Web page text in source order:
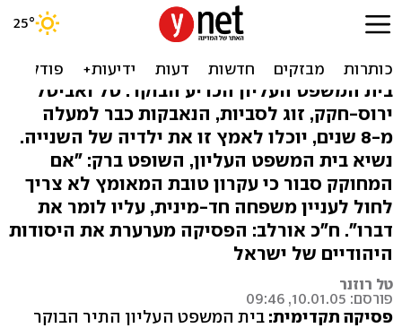
תקדים: לסביות ייאמצו זו את
בית המשפט העליון הכריע הבוקר: טל ואביטל
ירוס-חקק, זוג לסביות, הנאבקות כבר למעלה
מ-8 שנים, יוכלו לאמץ זו את ילדיה של השנייה.
נשיא בית המשפט העליון, השופט ברק: "אם
המחוקק סבור כי עקרון טובת המאומץ לא צריך
לחול לעניין משפחה חד-מינית, עליו לומר את
דברו". ח"כ אורלב: הפסיקה מערערת את היסודות
היהודיים של ישראל
טל רוזנר
פורסם: 10.01.05, 09:46
פסיקה תקדימית: בית המשפט העליון התיר הבוקר